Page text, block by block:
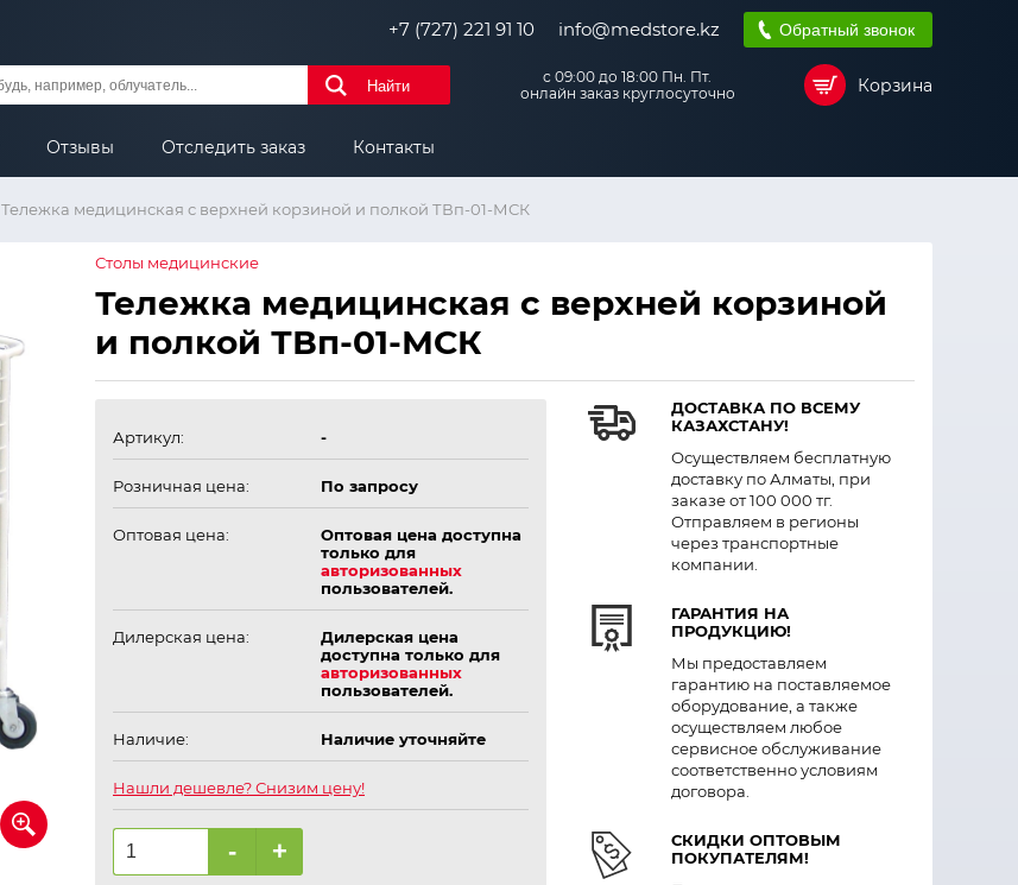
+7 (727) 221 91 10 info@medstore.kz Обратный звонок
Найти
с 09:00 до 18:00 Пн. Пт.
онлайн заказ круглосуточно
Корзина
Отзывы Отследить заказ Контакты
Тележка медицинская с верхней корзиной и полкой ТВп-01-МСК
Столы медицинские
Тележка медицинская с верхней корзиной
и полкой ТВп-01-МСК
Артикул: -
Розничная цена: По запросу
Оптовая цена:
Оптовая цена доступна
только для
авторизованных
пользователей.
Дилерская цена:
Дилерская цена
доступна только для
авторизованных
пользователей.
Наличие: Наличие уточняйте
Нашли дешевле? Снизим цену!
- +
ДОСТАВКА ПО ВСЕМУ
КАЗАХСТАНУ!
Осуществляем бесплатную
доставку по Алматы, при
заказе от 100 000 тг.
Отправляем в регионы
через транспортные
компании.
ГАРАНТИЯ НА
ПРОДУКЦИЮ!
Мы предоставляем
гарантию на поставляемое
оборудование, а также
осуществляем любое
сервисное обслуживание
соответственно условиям
договора.
СКИДКИ ОПТОВЫМ
ПОКУПАТЕЛЯМ!